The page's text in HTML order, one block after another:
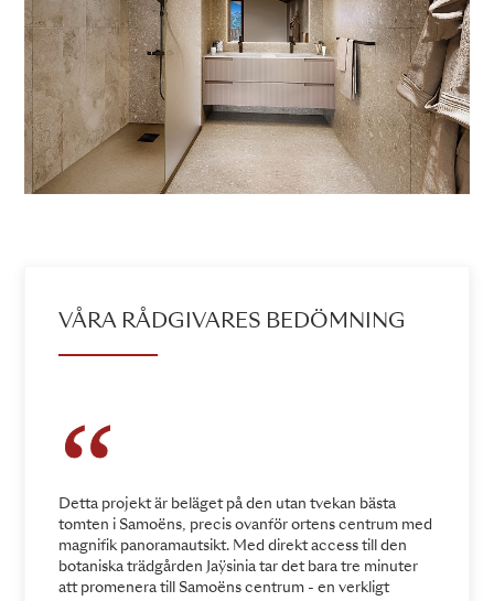
VÅRA RÅDGIVARES BEDÖMNING
Detta projekt är beläget på den utan tvekan bästa
tomten i Samoëns, precis ovanför ortens centrum med
magnifik panoramautsikt. Med direkt access till den
botaniska trädgården Jaÿsinia tar det bara tre minuter
att promenera till Samoëns centrum - en verkligt